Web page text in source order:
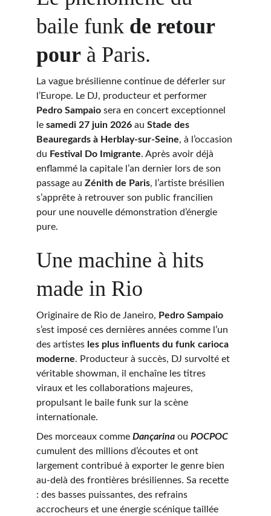
baile funk de retour
pour à Paris.
La vague brésilienne continue de déferler sur
l’Europe. Le DJ, producteur et performer
Pedro Sampaio sera en concert exceptionnel
le samedi 27 juin 2026 au Stade des
Beauregards à Herblay-sur-Seine, à l’occasion
du Festival Do Imigrante. Après avoir déjà
enflammé la capitale l’an dernier lors de son
passage au Zénith de Paris, l’artiste brésilien
s’apprête à retrouver son public francilien
pour une nouvelle démonstration d’énergie
pure.
Une machine à hits
made in Rio
Originaire de Rio de Janeiro, Pedro Sampaio
s’est imposé ces dernières années comme l’un
des artistes les plus influents du funk carioca
moderne. Producteur à succès, DJ survolté et
véritable showman, il enchaîne les titres
viraux et les collaborations majeures,
propulsant le baile funk sur la scène
internationale.
Des morceaux comme Dançarina ou POCPOC
cumulent des millions d’écoutes et ont
largement contribué à exporter le genre bien
au-delà des frontières brésiliennes. Sa recette
: des basses puissantes, des refrains
accrocheurs et une énergie scénique taillée